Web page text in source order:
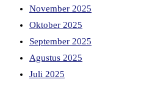
November 2025
Oktober 2025
September 2025
Agustus 2025
Juli 2025